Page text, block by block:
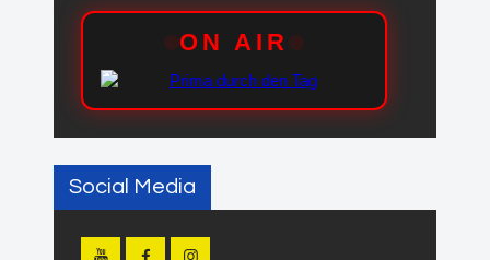
Social Media